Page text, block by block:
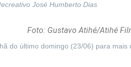
José Humberto Dias
Foto: Gustavo Atihé/Atihé
do último domingo (23/06) para